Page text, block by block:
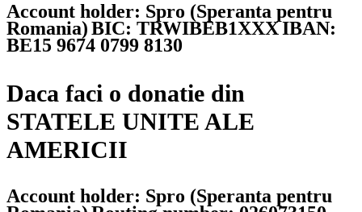
Account holder: Spro (Speranta pentru
Romania)BIC: TRWIBEB1XXXIBAN:
BE15 9674 0799 8130
Daca faci o donatie din
STATELE UNITE ALE
AMERICII
Account holder: Spro (Speranta pentru